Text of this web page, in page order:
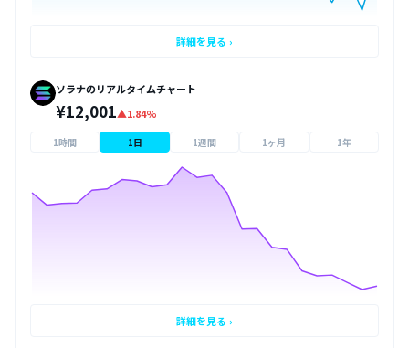
詳細を見る ›
ソラナのリアルタイムチャート
¥12,001▲1.84%
1時間 1日 1週間 1ヶ月 1年
詳細を見る ›